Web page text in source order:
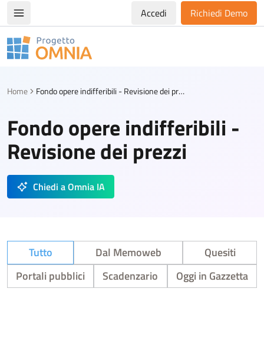
Apri/chiudi menù di navigazioneAccedi Richiedi Demo
Progetto Omnia
Home Fondo opere indifferibili - Revisione dei prezzi
Fondo opere indifferibili -
Revisione dei prezzi
Chiedi a Omnia IA
Tutto Dal Memoweb
Quesiti
Portali pubblici
Scadenzario Oggi in Gazzetta